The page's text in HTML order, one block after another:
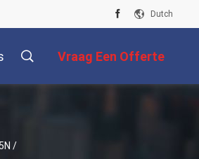
Dutch
Vraag Een Offerte
/